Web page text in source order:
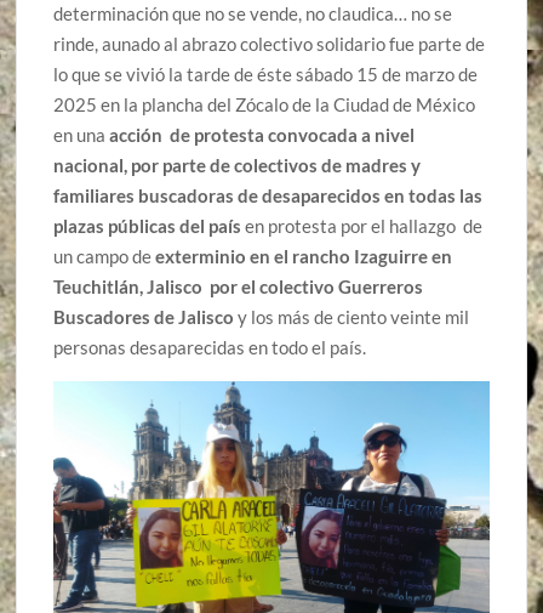
determinación que no se vende, no claudica… no se
rinde, aunado al abrazo colectivo solidario fue parte de
lo que se vivió la tarde de éste sábado 15 de marzo de
2025 en la plancha del Zócalo de la Ciudad de México
en unaacción de protesta convocada a nivel
nacional, por parte de colectivos de madres y
familiares buscadoras de desaparecidos en todas las
plazas públicas del paísen protesta por el hallazgo de
un campo deexterminio en el rancho Izaguirre en
Teuchitlán, Jalisco por el colectivo Guerreros
Buscadores de Jalisco y los más de ciento veinte mil
personas desaparecidas en todo el país.